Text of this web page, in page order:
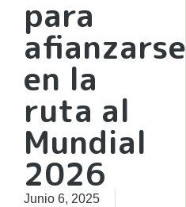
para
afianzarse
en la
ruta al
Mundial
2026
Junio 6, 2025